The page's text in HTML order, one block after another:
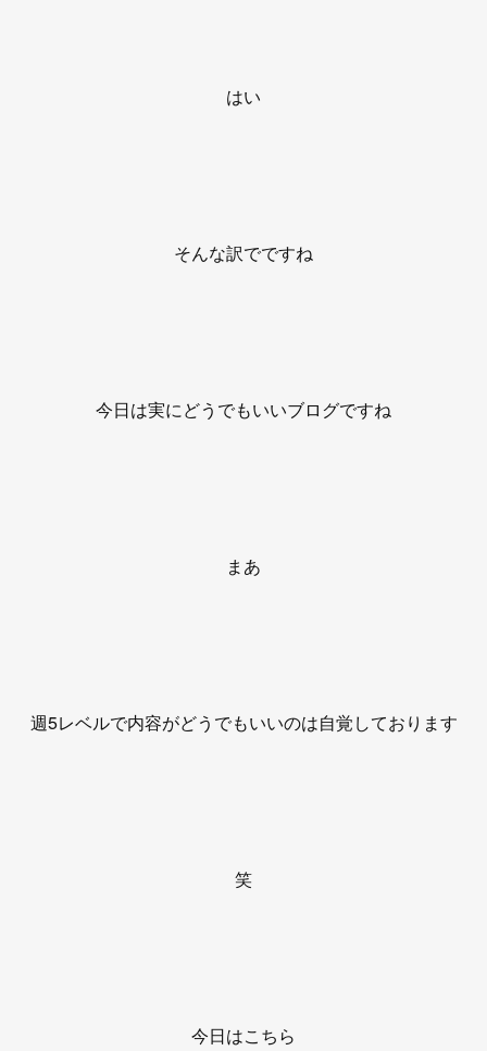
はい
そんな訳でですね
今日は実にどうでもいいブログですね
まあ
週5レベルで内容がどうでもいいのは自覚しております
笑
今日はこちら